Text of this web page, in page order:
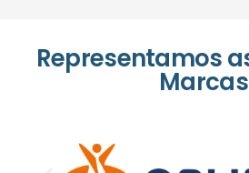
Representamos
Marcas